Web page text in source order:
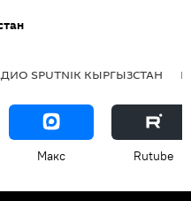
SPUTNIK КЫРГЫЗСТАН
Макс Rutube